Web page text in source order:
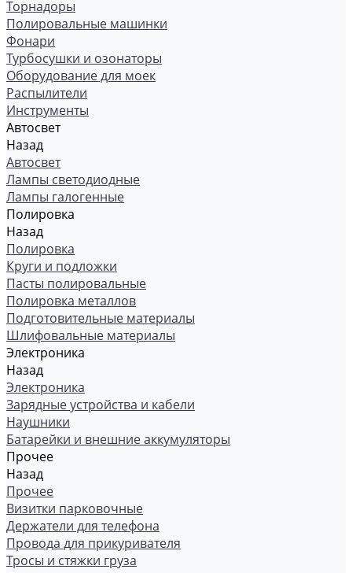
Торнадоры
Полировальные машинки
Фонари
Турбосушки и озонаторы
Оборудование для моек
Распылители
Инструменты
Автосвет
Назад
Автосвет
Лампы светодиодные
Лампы галогенные
Полировка
Назад
Полировка
Круги и подложки
Пасты полировальные
Полировка металлов
Подготовительные материалы
Шлифовальные материалы
Электроника
Назад
Электроника
Зарядные устройства и кабели
Наушники
Батарейки и внешние аккумуляторы
Прочее
Назад
Прочее
Визитки парковочные
Держатели для телефона
Провода для прикуривателя
Тросы и стяжки груза